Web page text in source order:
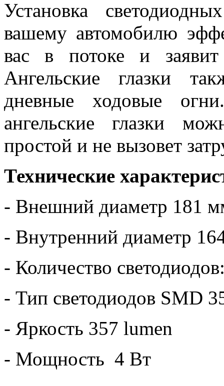
Установка
вашему автомобилю
вас в потоке и
Ангельские глазки
дневные ходовые
ангельские глазки
простой и не вызовет
Технические
- Внешний диаметр 181
- Внутренний диаметр
- Количество
- Тип светодиодов SMD
- Яркость 357 lumen
- Мощность 4 Вт